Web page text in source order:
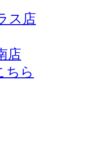
ス店
店
ちら